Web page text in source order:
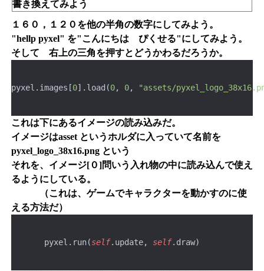
書き換えてみよう
１６０，１２０を他の半角の数字にしてみよう。
"hellp pyxel" を"こんにちは ぴくせる"にしてみよう。
そして 右上の三角を押すとどうかわるだろうか。
pyxel.images[0].load(0, 0, "assets/
これは下にあるイメージの読み込みだ。
イメージはasset というホルダに入っていて名前を
pyxel_logo_38x16.png という
それを、イメージ[０]問いう入れ物の中に読み込んで使え
るようにしている。
（これは、ゲームでキャラクターを動かすのに使
える方法だ）
pyxel.run(self.update, self.draw)